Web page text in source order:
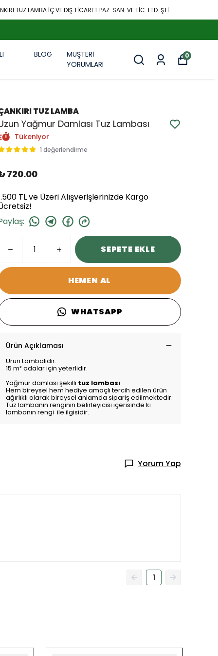
TUZ LAMBA İÇ VE DIŞ TİCARET PAZ. SAN. VE TİC. LTD. ŞTİ.
BLOG
MÜŞTERİ
YORUMLARI
0
TUZ LAMBA
Yağmur Damlası Tuz Lambası
Tükeniyor
1 değerlendirme
720.00
TL ve Üzeri Alışverişlerinizde Kargo
:
SEPETE EKLE
HEMEN AL
WHATSAPP
Ürün Açıklaması
Ürün Lambalıdır.
15 m² odalar için yeterlidir.
Yağmur damlası şekilli tuz lambası
Hem bireysel hem hediye amaçlı tercih edilen ürün
ağırlıklı olarak bireysel anlamda sipariş edilmektedir.
Tuz lambanın renginin belirleyicisi içerisinde ki
lambanın rengi ile ilgisidir.
Yorum Yap
1